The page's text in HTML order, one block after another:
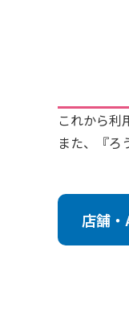
これから利
また、『ろ
店舗